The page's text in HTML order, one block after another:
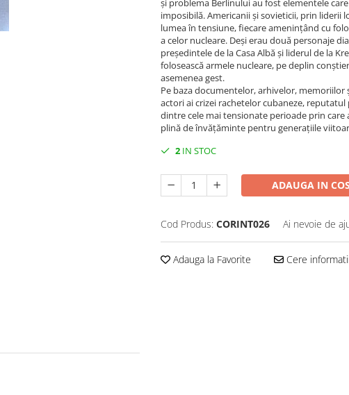
și problema Berlinului au fost elementele
imposibilă. Americanii și sovieticii, prin liderii
lumea în tensiune, fiecare amenințând cu
a celor nucleare. Deși erau două personaje
președintele de la Casa Albă și liderul de la
folosească armele nucleare, pe deplin
asemenea gest.
Pe baza documentelor, arhivelor,
actori ai crizei rachetelor cubaneze,
dintre cele mai tensionate perioade prin
plină de învățăminte pentru generațiile
2 IN STOC
ADAUGA IN COS
Cod Produs: CORINT026 Ai nevoie de
Adauga la Favorite Cere informatii